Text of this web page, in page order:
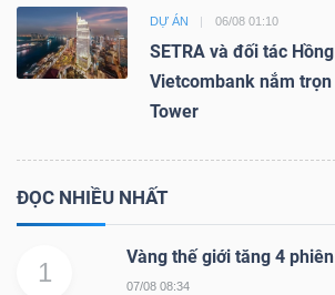
DỰ ÁN 06/08 01:10
SETRA và đối tác
Vietcombank nắm
Tower
ĐỌC NHIỀU NHẤT
1
Vàng thế giới tăng 4
07/08 08:34